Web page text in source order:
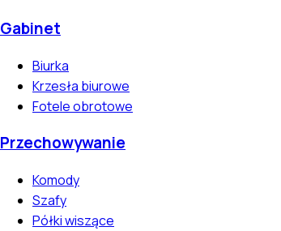
Gabinet
Biurka
Krzesła biurowe
Fotele obrotowe
Przechowywanie
Komody
Szafy
Półki wiszące